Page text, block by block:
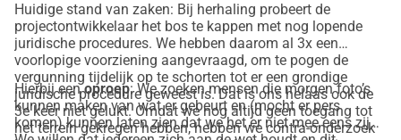
Huidige stand van zaken: Bij herhaling probeert de
projectontwikkelaar het bos te kappen met nog lopende
juridische procedures. We hebben daarom al 3x een
voorlopige voorziening aangevraagd, om te pogen de
vergunning tijdelijk op te schorten tot er een grondige
juridische procedure geweest is. Dat is ons helaas ook de
3e keer niet gelukt. Omdat we nog altijd geen toegang tot
het terrein gekregen hebben, hebben we contra-onderzoek
Hierbij eenoproep: We zoeken mensen die morgen foto’s
kunnen maken van wat er gebeurt en (mocht er pers
komen) kunnen laten zien dat we het er niet mee eens zijn.